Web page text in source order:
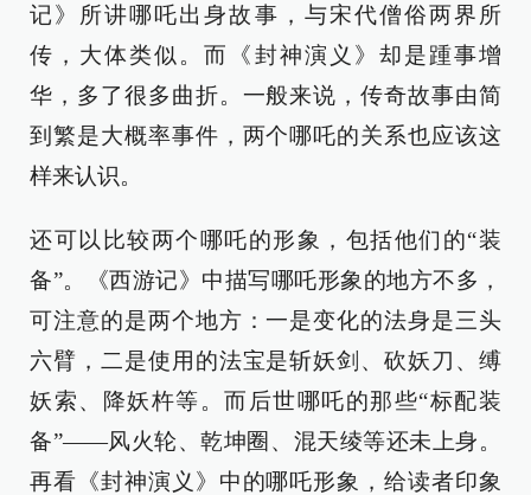
记》所讲哪吒出身故事，与宋代僧俗两界所
传，大体类似。而《封神演义》却是踵事增
华，多了很多曲折。一般来说，传奇故事由简
到繁是大概率事件，两个哪吒的关系也应该这
样来认识。
还可以比较两个哪吒的形象，包括他们的“装
备”。《西游记》中描写哪吒形象的地方不多，
可注意的是两个地方：一是变化的法身是三头
六臂，二是使用的法宝是斩妖剑、砍妖刀、缚
妖索、降妖杵等。而后世哪吒的那些“标配装
备”——风火轮、乾坤圈、混天绫等还未上身。
再看《封神演义》中的哪吒形象，给读者印象